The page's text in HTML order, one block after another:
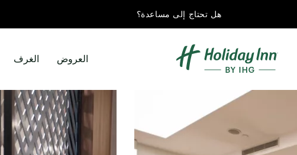
هل تحتاج إلى مساعدة؟
العروض الغرف